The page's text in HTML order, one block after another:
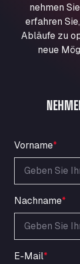
Aqua Ariva
Marie-
Aral
An der
ARAL
ARAL
ARAL
GmbH
Ardleigh
a120
Area 47
Autovia
nehmen
erfahren
Abläufe zu
neue
Vorname*
Nachname*
E-Mail*